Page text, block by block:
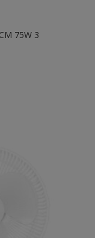
75W 3